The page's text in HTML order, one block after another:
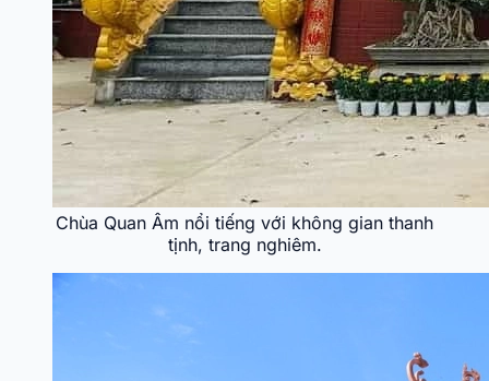
Chùa Quan Âm nổi tiếng với không gian thanh
tịnh, trang nghiêm.